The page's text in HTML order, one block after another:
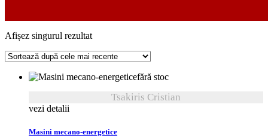
Inginerie electrica si energetica
Afișez singurul rezultat
fără stoc
Tsakiris Cristian
vezi detalii
Masini mecano-energetice